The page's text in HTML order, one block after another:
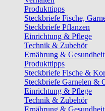
Produkttipps
Steckbriefe Fische,
Steckbriefe Pflanzen
Einrichtung & Pflege
Technik & Zubehör
Ernährung & Gesundheit
Produkttipps
Steckbriefe Fische &
Steckbriefe Garnelen &
Einrichtung & Pflege
Technik & Zubehör
Ernährung & Gesundheit